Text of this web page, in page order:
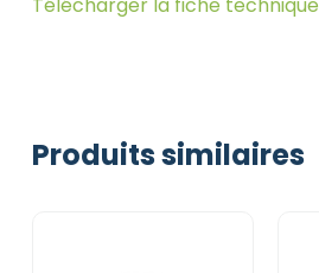
Télécharger la fiche technique
Produits similaires